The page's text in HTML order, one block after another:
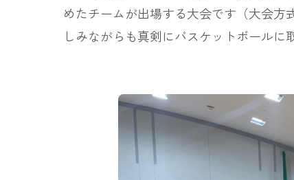
めたチームが出場する大会です（大会
しみながらも真剣にバスケットボールに